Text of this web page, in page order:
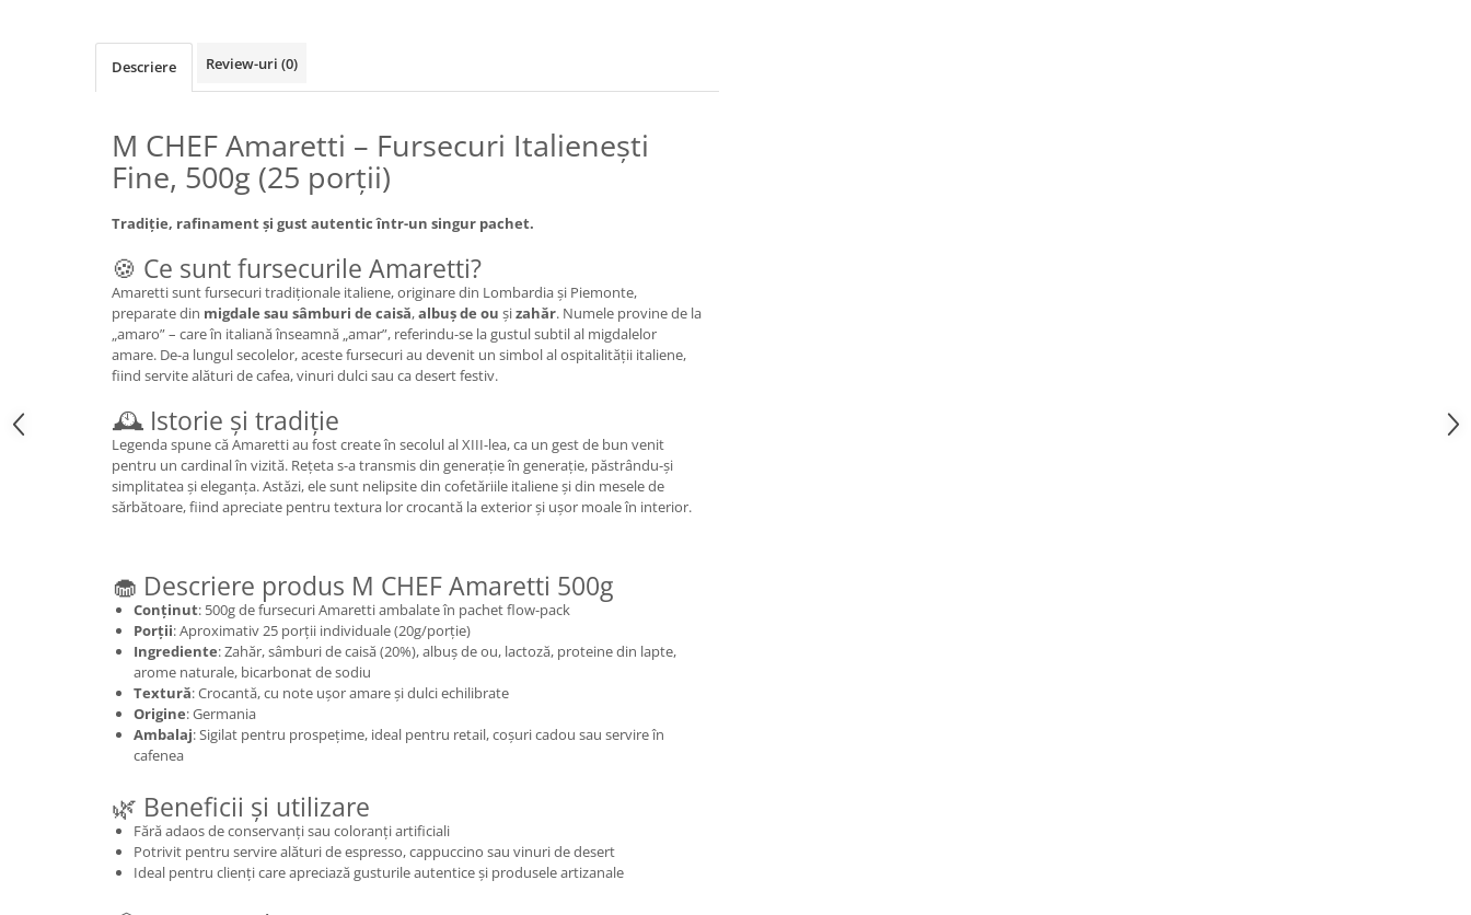
Descriere Review-uri (0)
M CHEF Amaretti – Fursecuri Italienești
Fine, 500g (25 porții)
Tradiție, rafinament și gust autentic într-un singur pachet.
🍪 Ce sunt fursecurile Amaretti?
Amaretti sunt fursecuri tradiționale italiene, originare din Lombardia și Piemonte,
preparate din migdale sau sâmburi de caisă,albuș de ou șizahăr. Numele provine de la
„amaro” – care în italiană înseamnă „amar”, referindu-se la gustul subtil al migdalelor
amare. De-a lungul secolelor, aceste fursecuri au devenit un simbol al ospitalității italiene,
fiind servite alături de cafea, vinuri dulci sau ca desert festiv.
🕰️ Istorie și tradiție
Legenda spune că Amaretti au fost create în secolul al XIII-lea, ca un gest de bun venit
pentru un cardinal în vizită. Rețeta s-a transmis din generație în generație, păstrându-și
simplitatea și eleganța. Astăzi, ele sunt nelipsite din cofetăriile italiene și din mesele de
sărbătoare, fiind apreciate pentru textura lor crocantă la exterior și ușor moale în interior.
🧁 Descriere produs M CHEF Amaretti 500g
Conținut: 500g de fursecuri Amaretti ambalate în pachet flow-pack
Porții: Aproximativ 25 porții individuale (20g/porție)
Ingrediente: Zahăr, sâmburi de caisă (20%), albuș de ou, lactoză, proteine din lapte,
arome naturale, bicarbonat de sodiu
Textură: Crocantă, cu note ușor amare și dulci echilibrate
Origine: Germania
Ambalaj: Sigilat pentru prospețime, ideal pentru retail, coșuri cadou sau servire în
cafenea
🌿 Beneficii și utilizare
Fără adaos de conservanți sau coloranți artificiali
Potrivit pentru servire alături de espresso, cappuccino sau vinuri de desert
Ideal pentru clienți care apreciază gusturile autentice și produsele artizanale